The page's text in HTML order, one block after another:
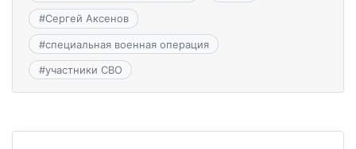
#Сергей Аксенов
#специальная военная операция
#участники СВО